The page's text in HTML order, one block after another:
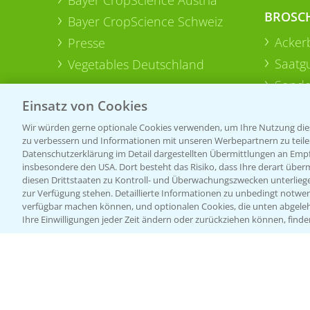
Bayer CropScience Schweiz
Presse
Vegetables Deutschland
Einsatz von Cookies
Wir würden gerne optionale Cookies verwenden, um Ihre Nutzung
zu verbessern und Informationen mit unseren Werbepartnern zu
Datenschutzerklärung im Detail dargestellten Übermittlungen an
insbesondere den USA. Dort besteht das Risiko, dass Ihre derart
diesen Drittstaaten zu Kontroll- und Überwachungszwecken
zur Verfügung stehen. Detaillierte Informationen zu unbedingt
verfügbar machen können, und optionalen Cookies, die unten
Ihre Einwilligungen jeder Zeit ändern oder zurückziehen können,